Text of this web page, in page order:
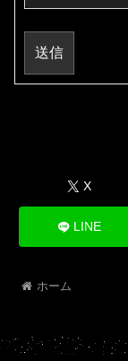
送信
X
LINE
ホーム